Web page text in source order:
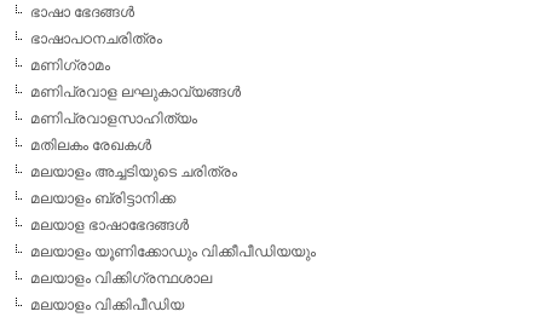
ഭാഷാ ഭേദങ്ങള്‍
ഭാഷാപഠനചരിത്രം
മണിഗ്രാമം
മണിപ്രവാള ലഘുകാവ്യങ്ങള്‍
മണിപ്രവാളസാഹിത്യം
മതിലകം രേഖകള്‍
മലയാളം അച്ചടിയുടെ ചരിത്രം
മലയാളം ബ്രിട്ടാനിക്ക
മലയാള ഭാഷാഭേദങ്ങള്‍
മലയാളം യൂണിക്കോഡും വിക്കീപീഡിയയും
മലയാളം വിക്കിഗ്രന്ഥശാല
മലയാളം വിക്കിപീഡിയ